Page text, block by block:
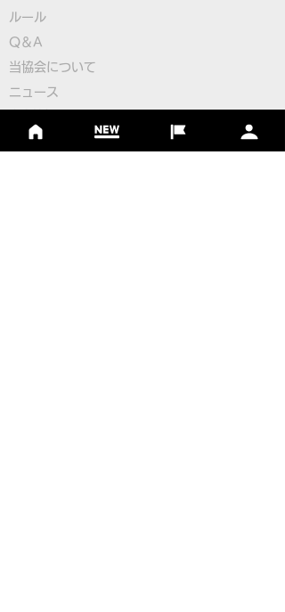
大塚選手が日本勢トップ
ゴルフ初のユースW杯開
ルール
Q＆A
​当協会について
​ニュース
シーズンランキング